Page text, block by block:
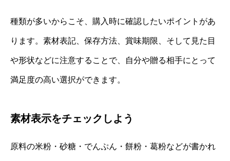
種類が多いからこそ、購入時に確認したいポイントがあ
ります。素材表記、保存方法、賞味期限、そして見た目
や形状などに注意することで、自分や贈る相手にとって
満足度の高い選択ができます。
素材表示をチェックしよう
原料の米粉・砂糖・でんぷん・餅粉・葛粉などが書かれ